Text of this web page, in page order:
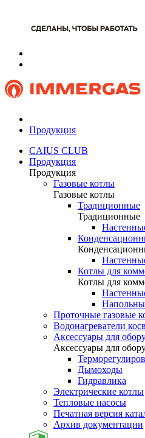
Продукция
CAIUS CLUB
Продукция
Продукция
Газовые котлы
Газовые котлы
Традиционные
Традиционные
Котлы для
Котлы для
Проточные газовые
Водонагреватели
Аксессуары для
Аксессуары для
Дымоходы
Гидравлика
Электрические котлы
Тепловые насосы
Печатная версия
Архив документации